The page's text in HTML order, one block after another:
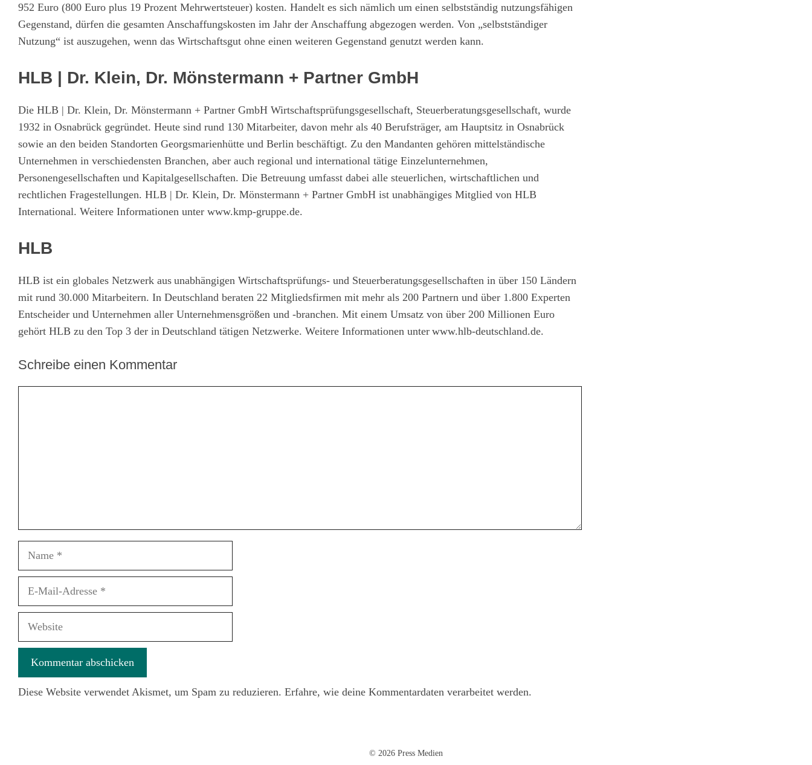
952 Euro (800 Euro plus 19 Prozent Mehrwertsteuer) kosten. Handelt es sich nämlich um einen selbstständig nutzungsfähigen
Gegenstand, dürfen die gesamten Anschaffungskosten im Jahr der Anschaffung abgezogen werden. Von „selbstständiger
Nutzung“ ist auszugehen, wenn das Wirtschaftsgut ohne einen weiteren Gegenstand genutzt werden kann.
HLB | Dr. Klein, Dr. Mönstermann + Partner GmbH
Die HLB | Dr. Klein, Dr. Mönstermann + Partner GmbH Wirtschaftsprüfungsgesellschaft, Steuerberatungsgesellschaft, wurde
1932 in Osnabrück gegründet. Heute sind rund 130 Mitarbeiter, davon mehr als 40 Berufsträger, am Hauptsitz in Osnabrück
sowie an den beiden Standorten Georgsmarienhütte und Berlin beschäftigt. Zu den Mandanten gehören mittelständische
Unternehmen in verschiedensten Branchen, aber auch regional und international tätige Einzelunternehmen,
Personengesellschaften und Kapitalgesellschaften. Die Betreuung umfasst dabei alle steuerlichen, wirtschaftlichen und
rechtlichen Fragestellungen. HLB | Dr. Klein, Dr. Mönstermann + Partner GmbH ist unabhängiges Mitglied von HLB
International. Weitere Informationen unter www.kmp-gruppe.de.
HLB
HLB ist ein globales Netzwerk aus unabhängigen Wirtschaftsprüfungs- und Steuerberatungsgesellschaften in über 150 Ländern
mit rund 30.000 Mitarbeitern. In Deutschland beraten 22 Mitgliedsfirmen mit mehr als 200 Partnern und über 1.800 Experten
Entscheider und Unternehmen aller Unternehmensgrößen und -branchen. Mit einem Umsatz von über 200 Millionen Euro
gehört HLB zu den Top 3 der in Deutschland tätigen Netzwerke. Weitere Informationen unter www.hlb-deutschland.de.
Schreibe einen Kommentar
Diese Website verwendet Akismet, um Spam zu reduzieren. Erfahre, wie deine Kommentardaten verarbeitet werden.
© 2026 Press Medien